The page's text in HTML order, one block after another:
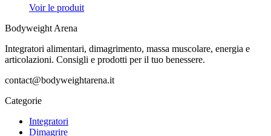
Voir le produit
Bodyweight Arena
Integratori alimentari, dimagrimento, massa muscolare, energia e
articolazioni. Consigli e prodotti per il tuo benessere.
contact@bodyweightarena.it
Categorie
Integratori
Dimagrire